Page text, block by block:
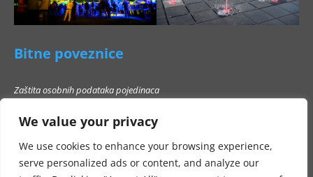
We value your privacy
We use cookies to enhance your browsing experience,
serve personalized ads or content, and analyze our
Bitne poveznice
Zaštita osobnih podataka pojedinaca
Popis poslovnih subjekata s kojima Grad Beli Manastir ne smije stupati u